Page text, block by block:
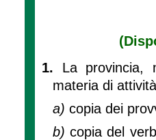
1. La provincia,
materia di
a) copia dei
b) copia del